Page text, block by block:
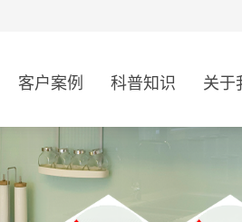
客户案例 科普知识 关于